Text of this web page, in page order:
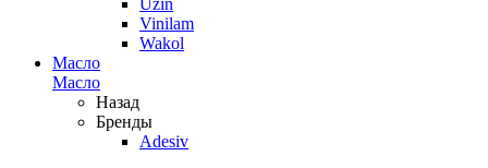
Uzin
Vinilam
Wakol
Масло
Масло
Назад
Бренды
Adesiv